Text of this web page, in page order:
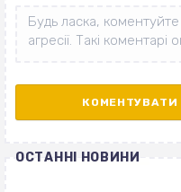
ОСТАННІ НОВИНИ